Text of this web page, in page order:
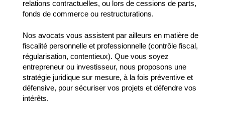
relations contractuelles, ou lors de cessions de parts,
fonds de commerce ou restructurations.
Nos avocats vous assistent par ailleurs en matière de
fiscalité personnelle et professionnelle (contrôle fiscal,
régularisation, contentieux). Que vous soyez
entrepreneur ou investisseur, nous proposons une
stratégie juridique sur mesure, à la fois préventive et
défensive, pour sécuriser vos projets et défendre vos
intérêts.